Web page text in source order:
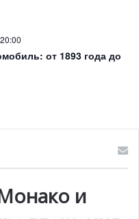
от 1893 года до
и